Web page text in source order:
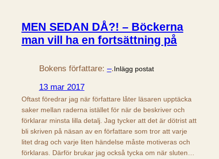
MEN SEDAN DÅ?! – Böckerna
man vill ha en fortsättning på
Bokens författare: –.Inlägg postat
13 mar 2017
Oftast föredrar jag när författare låter läsaren upptäcka
saker mellan raderna istället för när de beskriver och
förklarar minsta lilla detalj. Jag tycker att det är dötrist att
bli skriven på näsan av en författare som tror att varje
litet drag och varje liten händelse måste motiveras och
förklaras. Därför brukar jag också tycka om när sluten…